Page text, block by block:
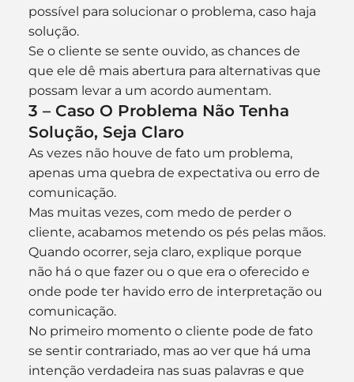
possível para solucionar o problema, caso haja
solução.
Se o cliente se sente ouvido, as chances de
que ele dê mais abertura para alternativas que
possam levar a um acordo aumentam.
3 – Caso O Problema Não Tenha
Solução, Seja Claro
As vezes não houve de fato um problema,
apenas uma quebra de expectativa ou erro de
comunicação.
Mas muitas vezes, com medo de perder o
cliente, acabamos metendo os pés pelas mãos.
Quando ocorrer, seja claro, explique porque
não há o que fazer ou o que era o oferecido e
onde pode ter havido erro de interpretação ou
comunicação.
No primeiro momento o cliente pode de fato
se sentir contrariado, mas ao ver que há uma
intenção verdadeira nas suas palavras e que